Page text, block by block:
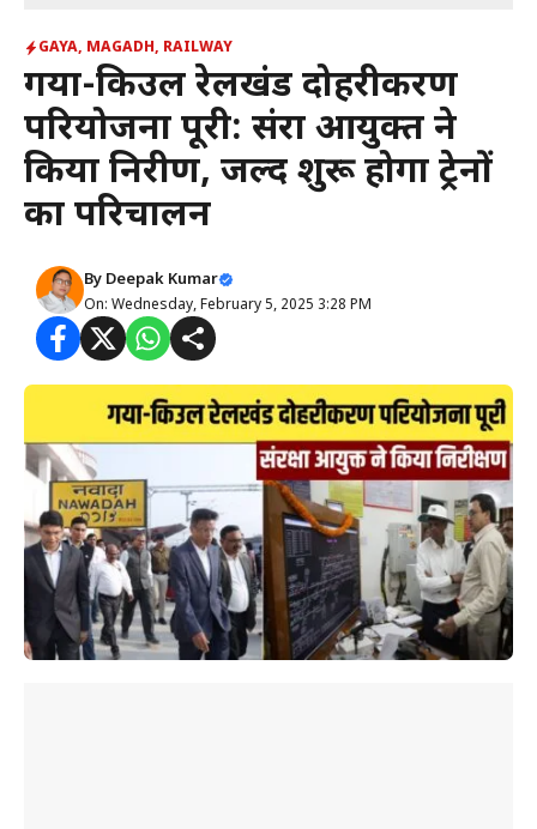
GAYA, MAGADH, RAILWAY
गया-किउल रेलखंड दोहरीकरण
परियोजना पूरी: संरक्षा आयुक्त ने
किया निरीक्षण, जल्द शुरू होगा ट्रेनों
का परिचालन
By Deepak Kumar
On: Wednesday, February 5, 2025 3:28 PM